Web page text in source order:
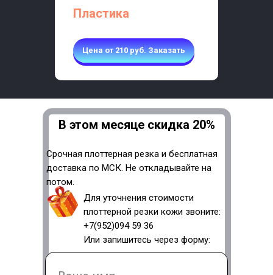
Пластика
Цена от 210 руб. Заказать
В этом месяце скидка 20%
Срочная плоттерная резка и бесплатная
доставка по МСК. Не откладывайте на
потом.
Для уточнения стоимости
плоттерной резки кожи звоните:
+7(952)094 59 36
Или запишитесь через форму: